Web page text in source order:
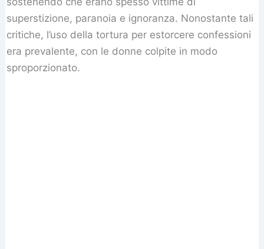
superstizione, paranoia e ignoranza. Nonostante tali
critiche, l’uso della tortura per estorcere confessioni
era prevalente, con le donne colpite in modo
sproporzionato.